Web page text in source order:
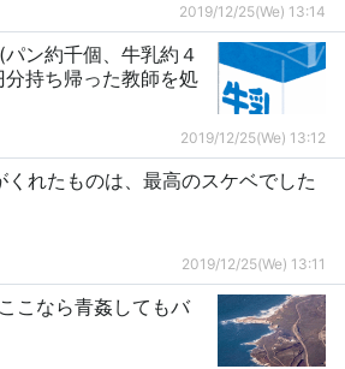
2019/12/25(We) 13:14
ン約千個、牛乳約４
分持ち帰った教師を処
2019/12/25(We) 13:12
くれたものは、最高のスケベでした
2019/12/25(We) 13:11
こなら青姦してもバ